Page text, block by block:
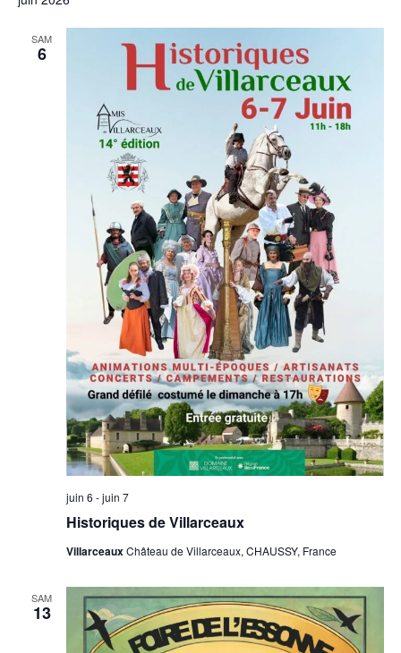
SAM
6
Historiques de Villarceaux
juin 6 -juin 7
VillarceauxChâteau de Villarceaux, CHAUSSY, France
SAM
13